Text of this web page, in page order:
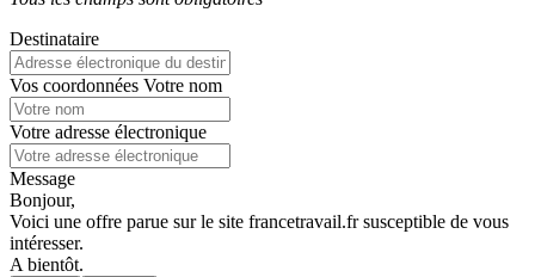
Destinataire
Vos coordonnées Votre nom
Votre adresse électronique
Message
Bonjour,
Voici une offre parue sur le site francetravail.fr susceptible de vous
intéresser.
A bientôt.